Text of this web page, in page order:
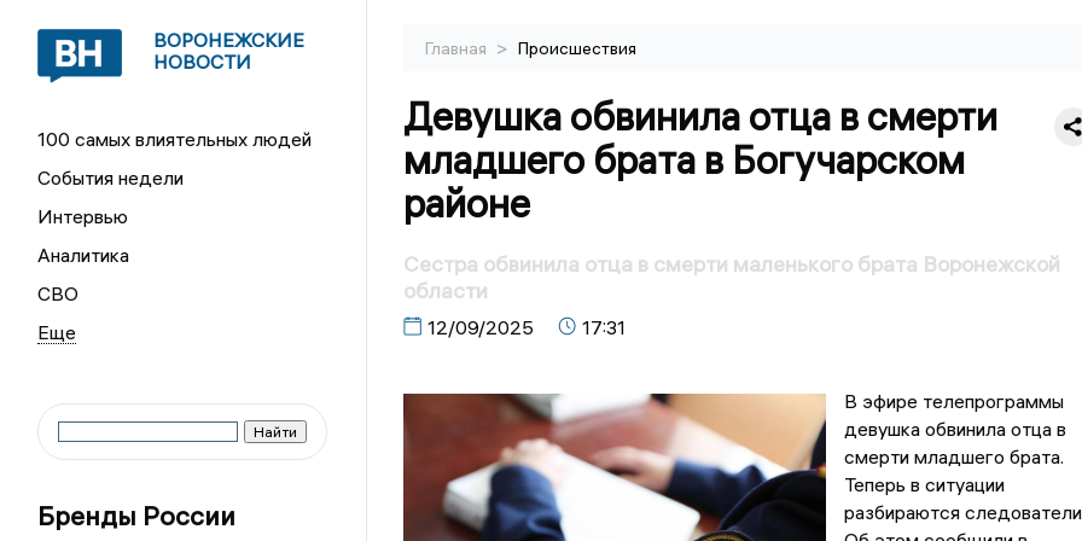
ВОРОНЕЖСКИЕ
НОВОСТИ
100 самых влиятельных людей
События недели
Интервью
Аналитика
СВО
Бренды России
Главная > Происшествия
Девушка обвинила отца в смерти
младшего брата в Богучарском
районе
Сестра обвинила отца в смерти маленького брата Воронежской
области
12/09/2025 17:31
В эфире телепрограммы
девушка обвинила отца в
смерти младшего брата.
Теперь в ситуации
разбираются